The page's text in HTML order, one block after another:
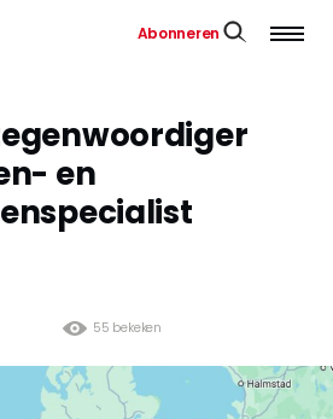
Abonneren
en
55 bekeken